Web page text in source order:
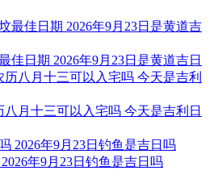
南 时沖壬戍 六戊 雷兵 司命 右弼
修造 赴任 见贵 求财 出行 嫁娶 进人
东 时沖癸亥 日破
佳日期 2026年9月23日是黄道吉日
八月十三可以入宅吗 今天是吉利日
年9月23日钓鱼是吉日吗